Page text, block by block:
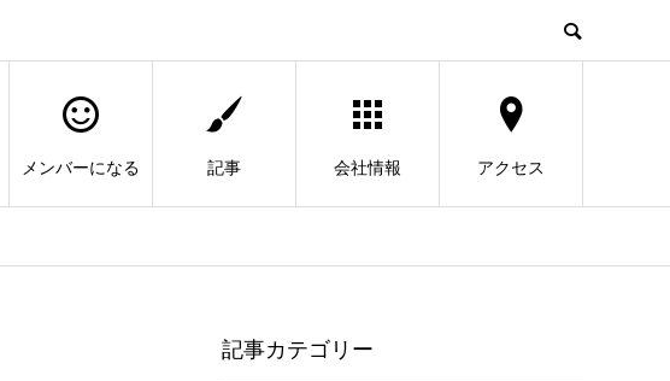
メンバーになる 記事 会社情報 アクセス
記事カテゴリー